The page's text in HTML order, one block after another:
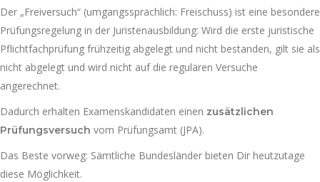
Der „Freiversuch“ (umgangssprachlich: Freischuss) ist eine besondere
Prüfungsregelung in der Juristenausbildung: Wird die erste juristische
Pflichtfachprüfung frühzeitig abgelegt und nicht bestanden, gilt sie als
nicht abgelegt und wird nicht auf die regulären Versuche
angerechnet.
Dadurch erhalten Examenskandidaten einen zusätzlichen
Prüfungsversuch vom Prüfungsamt (JPA).
Das Beste vorweg: Sämtliche Bundesländer bieten Dir heutzutage
diese Möglichkeit.